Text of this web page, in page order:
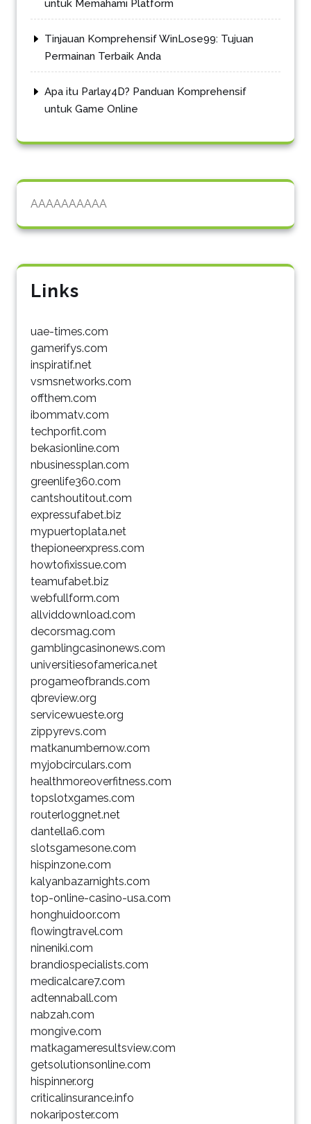
untuk Memahami Platform
Tinjauan Komprehensif WinLose99: Tujuan
Permainan Terbaik Anda
Apa itu Parlay4D? Panduan Komprehensif
untuk Game Online
AAAAAAAAAA
Links
uae-times.com
gamerifys.com
inspiratif.net
vsmsnetworks.com
offthem.com
ibommatv.com
techporfit.com
bekasionline.com
nbusinessplan.com
greenlife360.com
cantshoutitout.com
expressufabet.biz
mypuertoplata.net
thepioneerxpress.com
howtofixissue.com
teamufabet.biz
webfullform.com
allviddownload.com
decorsmag.com
gamblingcasinonews.com
universitiesofamerica.net
progameofbrands.com
qbreview.org
servicewueste.org
zippyrevs.com
matkanumbernow.com
myjobcirculars.com
healthmoreoverfitness.com
topslotxgames.com
routerloggnet.net
dantella6.com
slotsgamesone.com
hispinzone.com
kalyanbazarnights.com
top-online-casino-usa.com
honghuidoor.com
flowingtravel.com
nineniki.com
brandiospecialists.com
medicalcare7.com
adtennaball.com
nabzah.com
mongive.com
matkagameresultsview.com
getsolutionsonline.com
hispinner.org
criticalinsurance.info
nokariposter.com